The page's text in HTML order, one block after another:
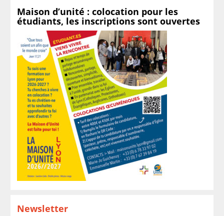
Maison d’unité : colocation pour les
étudiants, les inscriptions sont ouvertes
Newsletter